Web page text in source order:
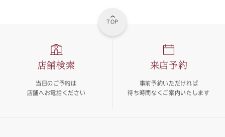
TOP
店舗検索
当日のご予約は
店舗へお電話ください
来店予約
事前予約いただければ
待ち時間なくご案内いたします